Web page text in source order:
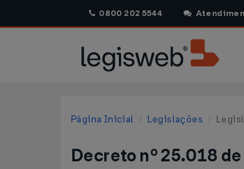
0800 202 5544
Página Inicial Legislações
Decreto nº 25.018